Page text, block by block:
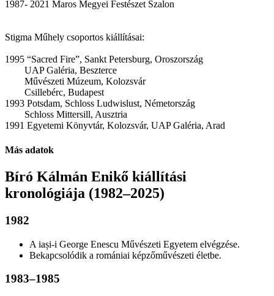
1987- 2021 Maros Megyei Festészet Szalon
Stigma Műhely csoportos kiállításai:
1995 “Sacred Fire”, Sankt Petersburg, Oroszország
UAP Galéria, Beszterce
Művészeti Múzeum, Kolozsvár
Csillebérc, Budapest
1993 Potsdam, Schloss Ludwislust, Németország
Schloss Mittersill, Ausztria
1991 Egyetemi Könyvtár, Kolozsvár, UAP Galéria, Arad
Más adatok
Bíró Kálmán Enikő kiállítási
kronológiája (1982–2025)
1982
A iași-i George Enescu Művészeti Egyetem elvégzése.
Bekapcsolódik a romániai képzőművészeti életbe.
1983–1985